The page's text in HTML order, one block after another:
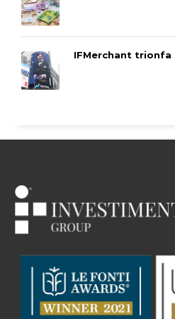
IFMerchant trionfa